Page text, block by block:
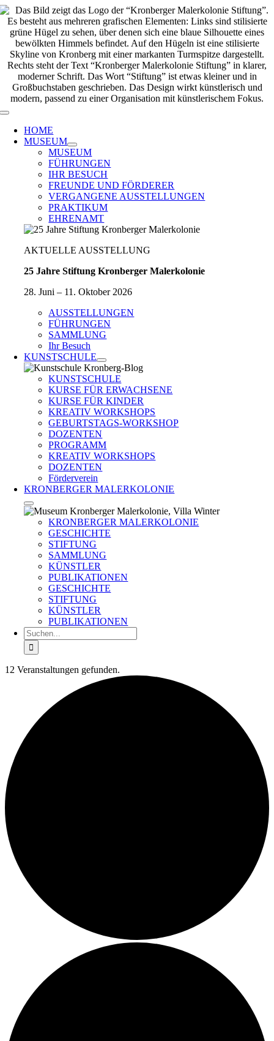
Zum
Inhalt
springen
Toggle
Navigation
HOME
MUSEUM
MUSEUM
FÜHRUNGEN
IHR BESUCH
FREUNDE UND FÖRDERER
VERGANGENE AUSSTELLUNGEN
PRAKTIKUM
EHRENAMT
AKTUELLE AUSSTELLUNG
25 Jahre Stiftung Kronberger Malerkolonie
28. Juni – 11. Oktober 2026
AUSSTELLUNGEN
FÜHRUNGEN
SAMMLUNG
Ihr Besuch
KUNSTSCHULE
KUNSTSCHULE
KURSE FÜR ERWACHSENE
KURSE FÜR KINDER
KREATIV WORKSHOPS
GEBURTSTAGS-WORKSHOP
DOZENTEN
PROGRAMM
KREATIV WORKSHOPS
DOZENTEN
Förderverein
KRONBERGER MALERKOLONIE
KRONBERGER MALERKOLONIE
GESCHICHTE
STIFTUNG
SAMMLUNG
KÜNSTLER
PUBLIKATIONEN
GESCHICHTE
STIFTUNG
KÜNSTLER
PUBLIKATIONEN
Suche
nach:
12 Veranstaltungen gefunden.